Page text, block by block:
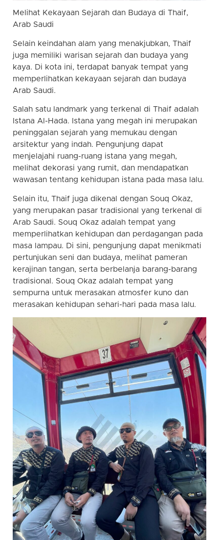
Melihat Kekayaan Sejarah dan Budaya di Thaif,
Arab Saudi
Selain keindahan alam yang menakjubkan, Thaif
juga memiliki warisan sejarah dan budaya yang
kaya. Di kota ini, terdapat banyak tempat yang
memperlihatkan kekayaan sejarah dan budaya
Arab Saudi.
Salah satu landmark yang terkenal di Thaif adalah
Istana Al-Hada. Istana yang megah ini merupakan
peninggalan sejarah yang memukau dengan
arsitektur yang indah. Pengunjung dapat
menjelajahi ruang-ruang istana yang megah,
melihat dekorasi yang rumit, dan mendapatkan
wawasan tentang kehidupan istana pada masa lalu.
Selain itu, Thaif juga dikenal dengan Souq Okaz,
yang merupakan pasar tradisional yang terkenal di
Arab Saudi. Souq Okaz adalah tempat yang
memperlihatkan kehidupan dan perdagangan pada
masa lampau. Di sini, pengunjung dapat menikmati
pertunjukan seni dan budaya, melihat pameran
kerajinan tangan, serta berbelanja barang-barang
tradisional. Souq Okaz adalah tempat yang
sempurna untuk merasakan atmosfer kuno dan
merasakan kehidupan sehari-hari pada masa lalu.